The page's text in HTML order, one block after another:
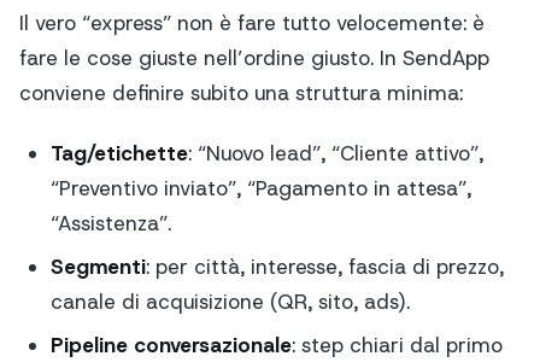
Il vero “express” non è fare tutto velocemente: è
fare le cose giuste nell’ordine giusto. In SendApp
conviene definire subito una struttura minima:
Tag/etichette: “Nuovo lead”, “Cliente attivo”,
“Preventivo inviato”, “Pagamento in attesa”,
“Assistenza”.
Segmenti: per città, interesse, fascia di prezzo,
canale di acquisizione (QR, sito, ads).
Pipeline conversazionale: step chiari dal primo